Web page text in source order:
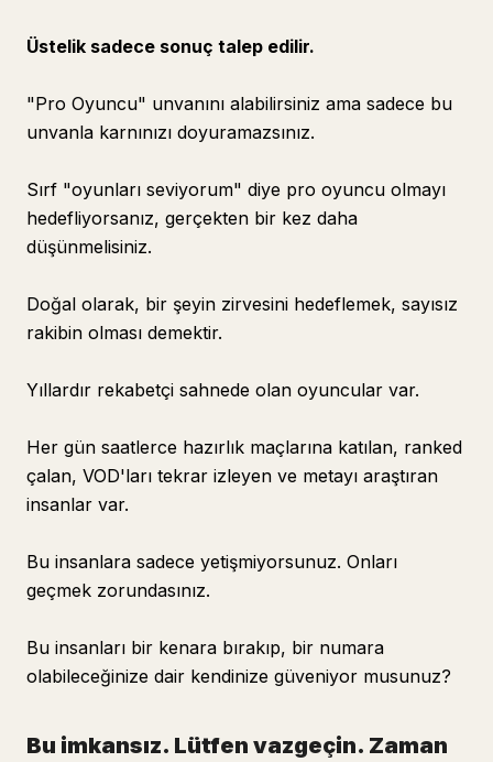
Üstelik sadece sonuç talep edilir.
"Pro Oyuncu" unvanını alabilirsiniz ama sadece bu
unvanla karnınızı doyuramazsınız.
Sırf "oyunları seviyorum" diye pro oyuncu olmayı
hedefliyorsanız, gerçekten bir kez daha
düşünmelisiniz.
Doğal olarak, bir şeyin zirvesini hedeflemek, sayısız
rakibin olması demektir.
Yıllardır rekabetçi sahnede olan oyuncular var.
Her gün saatlerce hazırlık maçlarına katılan, ranked
çalan, VOD'ları tekrar izleyen ve metayı araştıran
insanlar var.
Bu insanlara sadece yetişmiyorsunuz. Onları
geçmek zorundasınız.
Bu insanları bir kenara bırakıp, bir numara
olabileceğinize dair kendinize güveniyor musunuz?
Bu imkansız. Lütfen vazgeçin. Zaman